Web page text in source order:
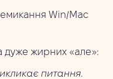
Win/Mac
дуже жирних «але»:
питання.